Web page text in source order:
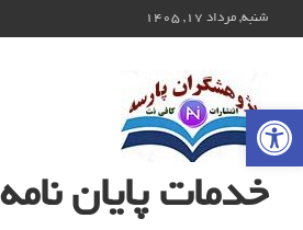
باز کردن نوار ابزار
محتوا
شنبه, مرداد ۱۷, ۱۴۰۵
خدمات پایان